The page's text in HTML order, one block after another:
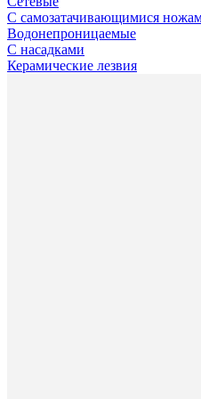
С самозатачивающимися
Водонепроницаемые
С насадками
Керамические лезвия